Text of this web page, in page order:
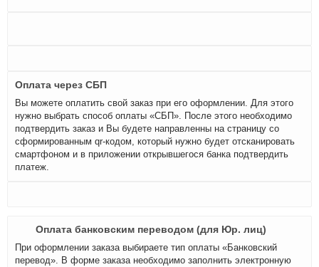
Оплата через СБП
Вы можете оплатить свой заказ при его оформлении. Для этого
нужно выбрать способ оплаты «СБП». После этого необходимо
подтвердить заказ и Вы будете направленны на страницу со
сформированным qr-кодом, который нужно будет отсканировать
смартфоном и в приложении открывшегося банка подтвердить
платеж.
Оплата банковским переводом (для Юр. лиц)
При оформлении заказа выбираете тип оплаты «Банковский
перевод». В форме заказа необходимо заполнить электронную